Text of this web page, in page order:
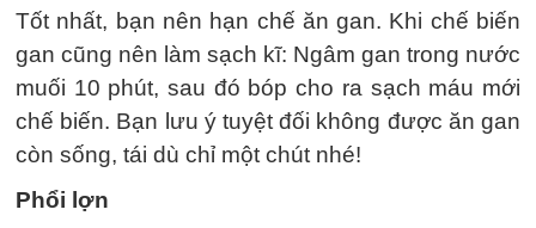
Tốt nhất, bạn nên hạn chế ăn gan. Khi chế biến
gan cũng nên làm sạch kĩ: Ngâm gan trong nước
muối 10 phút, sau đó bóp cho ra sạch máu mới
chế biến. Bạn lưu ý tuyệt đối không được ăn gan
còn sống, tái dù chỉ một chút nhé!
Phổi lợn